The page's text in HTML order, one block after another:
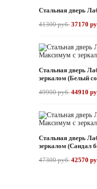
Стальная дверь
41300 руб. 37170
Стальная дверь
зеркалом (Белый
49900 руб. 44910
Стальная дверь
зеркалом (Сандал
47300 руб. 42570